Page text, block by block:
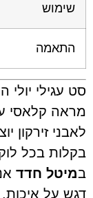
יולי הוא
קלאסי עם
זירקון יוצר
בכל לוק.
חדדאנו
איכות,